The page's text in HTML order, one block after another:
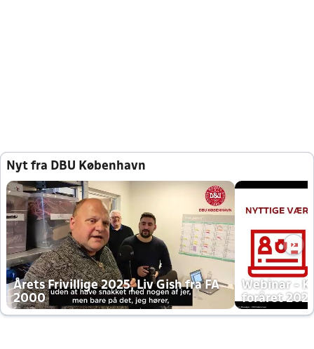
Nyt fra DBU København
Årets Frivillige 2025, Liv Gish fra FA
2000
Webinar -
foråret